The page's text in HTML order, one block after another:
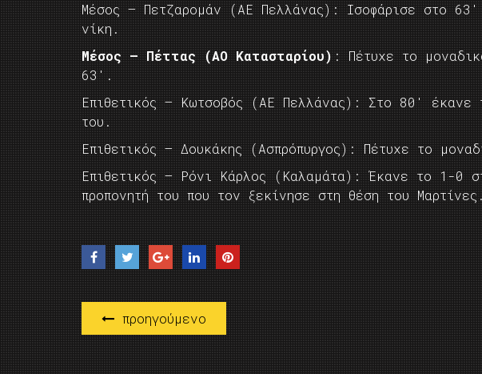
Μέσος – Πετζαρομάν (ΑΕ Πελλάνας): Ισοφάρισε στο
νίκη.
Μέσος – Πέττας (ΑΟ Κατασταρίου) : Πέτυχε το
63′.
Επιθετικός – Κωτσοβός (ΑΕ Πελλάνας): Στο 80′
του.
Επιθετικός – Δουκάκης (Ασπρόπυργος): Πέτυχε το
Επιθετικός – Ρόνι Κάρλος (Καλαμάτα): Έκανε το 1-0
προπονητή του που τον ξεκίνησε στη θέση του Μαρτίνες.
προηγούμενο